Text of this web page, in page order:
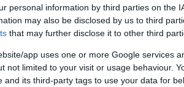
personal information by third parties on the
may also be disclosed by us to third
that may further disclose it to other third
app uses one or more Google services
not limited to your visit or usage behaviour.
and its third-party tags to use your data for
του αντιδημάρχου Δημήτρη
και προσήλθε μελετημένος με δύο
επιμελή και με παραγωγική σκέψη,